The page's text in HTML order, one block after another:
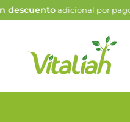
descuentoadicional por